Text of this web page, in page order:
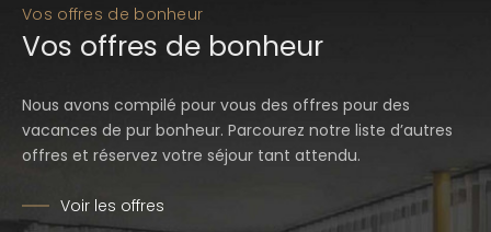
Vos offres de bonheur
Vos offres de bonheur
Nous avons compilé pour vous des offres pour des
vacances de pur bonheur. Parcourez notre liste d’autres
offres et réservez votre séjour tant attendu.
Voir les offres